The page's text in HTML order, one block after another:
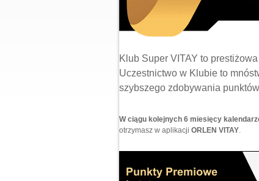
Klub Super VITAY to
Uczestnictwo w Klubie to
szybszego zdobywania punktów
W ciągu kolejnych 6 miesięcy
otrzymasz w aplikacji ORLEN VITAY.